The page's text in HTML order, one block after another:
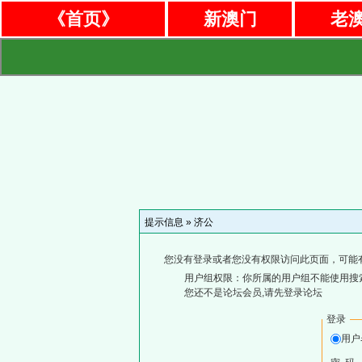
《首页》 新澳门 老
提示信息 » 济公
您没有登录或者您没有权限访问此页面，可能
用户组权限：你所属的用户组不能使用搜
您还不是论坛会员,请先登录论坛
登录
用